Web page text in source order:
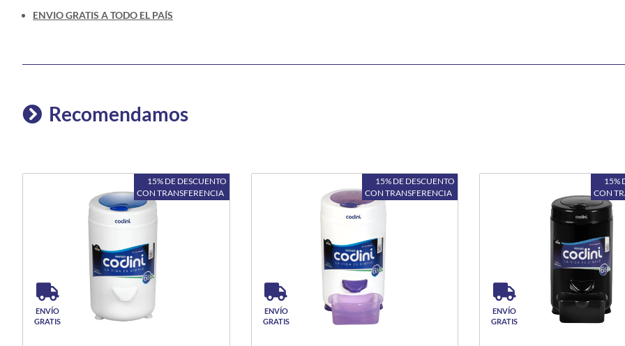
ENVIO GRATIS A TODO EL PAÍS
Recomendamos
15% DE DESCUENTO
CON TRANSFERENCIA
ENVÍO
GRATIS
15% DE DESCUENTO
CON TRANSFERENCIA
ENVÍO
GRATIS
15%
CON
ENVÍO
GRATIS